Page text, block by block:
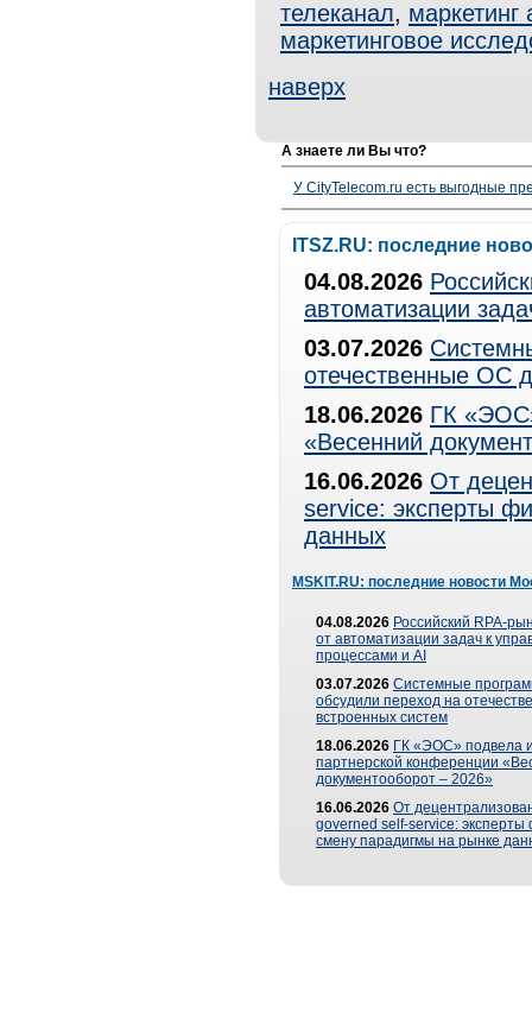
телеканал, маркетинг
маркетинговое
наверх
А знаете ли Вы что?
У CityTelecom.ru есть выгодные
ITSZ.RU: последние
04.08.2026
автоматизации
03.07.2026
отечественные ОС
18.06.2026 ГК
«Весенний
16.06.2026 От
service: эксперты
данных
MSKIT.RU: последние новости
04.08.2026 Российский RPA-
от автоматизации задач к
процессами и AI
03.07.2026 Системные
обсудили переход на
встроенных систем
18.06.2026 ГК «ЭОС» подвела
партнерской конференции
документооборот – 2026»
16.06.2026 От
governed self-service: эксперты
смену парадигмы на рынке